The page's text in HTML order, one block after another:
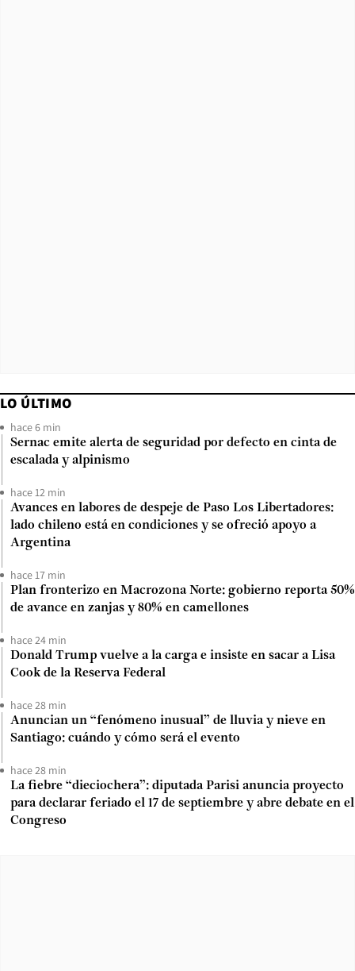
LO ÚLTIMO
hace 6 min
Sernac emite alerta de seguridad por defecto en cinta de
escalada y alpinismo
hace 12 min
Avances en labores de despeje de Paso Los Libertadores:
lado chileno está en condiciones y se ofreció apoyo a
Argentina
hace 17 min
Plan fronterizo en Macrozona Norte: gobierno reporta 50%
de avance en zanjas y 80% en camellones
hace 24 min
Donald Trump vuelve a la carga e insiste en sacar a Lisa
Cook de la Reserva Federal
hace 28 min
Anuncian un “fenómeno inusual” de lluvia y nieve en
Santiago: cuándo y cómo será el evento
hace 28 min
La fiebre “dieciochera”: diputada Parisi anuncia proyecto
para declarar feriado el 17 de septiembre y abre debate en el
Congreso